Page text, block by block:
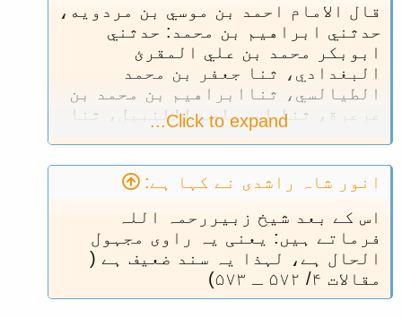
قال الامام احمد بن موسي بن مردويه،
حدثني ابراهيم بن محمد: حدثني
ابوبكر محمد بن علي المقرئ
البغدادي، ثنا جعفر بن محمد
الطيالسي، ثناابراهيم بن محمد بن
عرعرة، ثنا ابوعاصم اللنبيل، ثنا
عثمان بن الاسود، عن سعيد بن حبير
۲۳۴ح ۲۴۷، نصب المجانیق ص ۸)
شیخ البانی نے فرمایا: اس سند کے
سارے راوی ثقہ ہیں اور تمام کے
تمام تہذیب التہذیب کے راویوں میں
سے ہیں، سوائے ابن عرعرہ سے نیچے
والے راوی اور ان میں سے صرف
Click to expand...
انور شاہ راشدی نے کہا ہے:
اس کے بعد شیخ زبیررحمہ اللہ
فرماتے ہیں: یعنی یہ راوی مجہول
الحال ہے، لہذا یہ سند ضعیف ہے (
مقالات ۴/ ۵۷۲ ـ ۵۷۳)